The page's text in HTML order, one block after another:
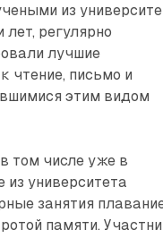
из
регулярно
лучшие
чтение, письмо и
этим видом
том числе уже в
из университета
занятия
памяти.